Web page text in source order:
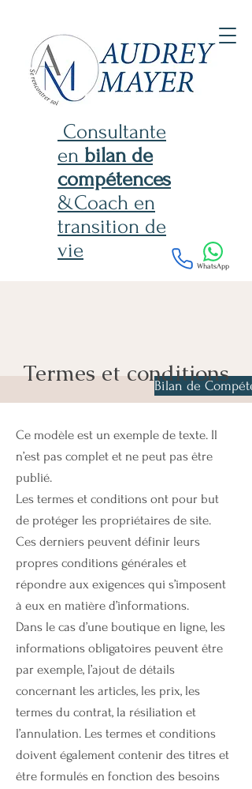
Consultante
en bilan de
compétences
&Coach en
transition de
vie
WhatsApp
Bilan de
Termes et conditions
Ce modèle est un exemple de texte. Il
n’est pas complet et ne peut pas être
publié.
Les termes et conditions ont pour but
de protéger les propriétaires de site.
Ces derniers peuvent définir leurs
propres conditions générales et
répondre aux exigences qui s’imposent
à eux en matière d’informations.
Dans le cas d’une boutique en ligne, les
informations obligatoires peuvent être
par exemple, l’ajout de détails
concernant les articles, les prix, les
termes du contrat, la résiliation et
l’annulation. Les termes et conditions
doivent également contenir des titres et
être formulés en fonction des besoins